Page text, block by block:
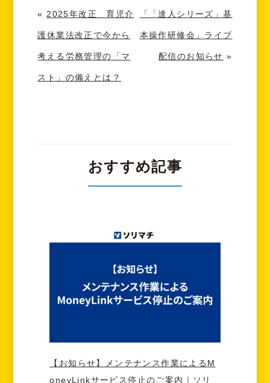
« 2025年改正 育児介
護休業法改正で今から
考える労務管理の「マ
スト」の備えとは？
「「達人シリーズ」基
本操作研修会」ライブ
配信のお知らせ »
おすすめ記事
【お知らせ】メンテナンス作業によるM
oneyLinkサービス停止のご案内｜ソリ